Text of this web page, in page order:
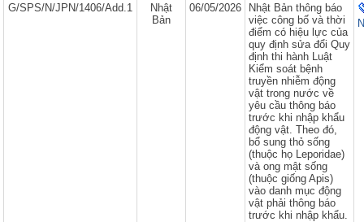
G/SPS/N/JPN/1406/Add.1
Nhật
Bản
06/05/2026
Nhật Bản thông báo
việc công bố và thời
điểm có hiệu lực của
quy định sửa đổi Quy
định thi hành Luật
Kiểm soát bệnh
truyền nhiễm động
vật trong nước về
yêu cầu thông báo
trước khi nhập khẩu
động vật. Theo đó,
bổ sung thỏ sống
(thuộc họ Leporidae)
và ong mật sống
(thuộc giống Apis)
vào danh mục động
vật phải thông báo
trước khi nhập khẩu.